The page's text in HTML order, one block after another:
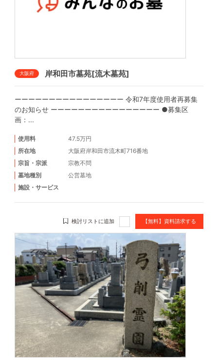
大阪府 岸和田市墓苑[流木墓苑]
ーーーーーーーーーーーーーーーー 令和7年度使用者再募集
のお知らせ ーーーーーーーーーーーーーーーー ●募集区
画：...
使用料
47.5万円
所在地
大阪府岸和田市流木町716番地
宗旨・宗派
宗教不問
墓地種別
公営墓地
施設・サービス
検討リストに追加 【無料】資料請求する